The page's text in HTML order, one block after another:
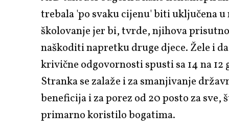
trebala 'po svaku cijenu' biti uključena
školovanje jer bi, tvrde, njihova
naškoditi napretku druge djece. Žele i
krivične odgovornosti spusti sa 14 na 12
Stranka se zalaže i za smanjivanje
beneficija i za porez od 20 posto za sve,
primarno koristilo bogatima.